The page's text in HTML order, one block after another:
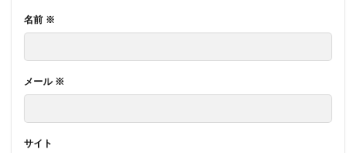
名前 ※
メール ※
サイト